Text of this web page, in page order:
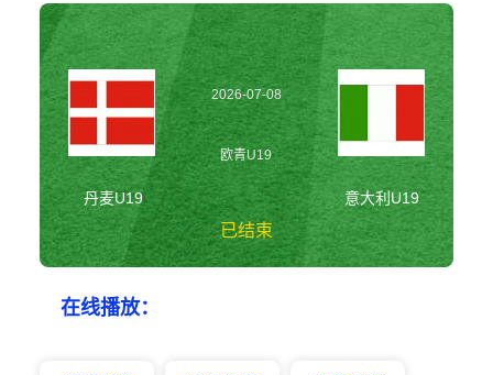
丹麦U19
2026-07-08
21:00:00
欧青U19
已结束
意大利U19
在线播放：